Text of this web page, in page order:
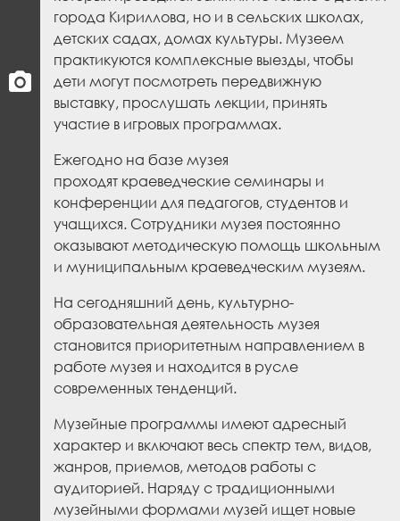
города Кириллова, но и в сельских школах,
детских садах, домах культуры. Музеем
практикуются комплексные выезды, чтобы
дети могут посмотреть передвижную
выставку, прослушать лекции, принять
участие в игровых программах.
Ежегодно на базе музея
проходят краеведческие семинары и
конференции для педагогов, студентов и
учащихся. Сотрудники музея постоянно
оказывают методическую помощь школьным
и муниципальным краеведческим музеям.
На сегодняшний день, культурно-
образовательная деятельность музея
становится приоритетным направлением в
работе музея и находится в русле
современных тенденций.
Музейные программы имеют адресный
характер и включают весь спектр тем, видов,
жанров, приемов, методов работы с
аудиторией. Наряду с традиционными
музейными формами музей ищет новые